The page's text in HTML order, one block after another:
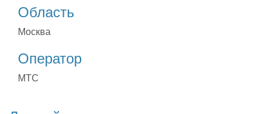
Область
Москва
Оператор
МТС